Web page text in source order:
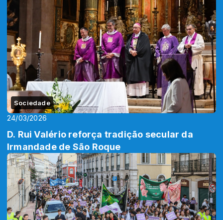
Sociedade
24/03/2026
D. Rui Valério reforça tradição secular da
Irmandade de São Roque